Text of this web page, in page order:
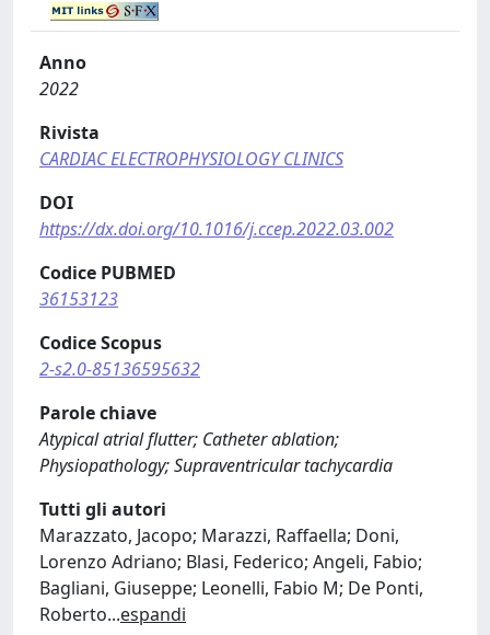
Anno
2022
Rivista
CARDIAC ELECTROPHYSIOLOGY CLINICS
DOI
https://dx.doi.org/10.1016/j.ccep.2022.03.002
Codice PUBMED
36153123
Codice Scopus
2-s2.0-85136595632
Parole chiave
Atypical atrial flutter; Catheter ablation;
Physiopathology; Supraventricular tachycardia
Tutti gli autori
Marazzato, Jacopo; Marazzi, Raffaella; Doni,
Lorenzo Adriano; Blasi, Federico; Angeli, Fabio;
Bagliani, Giuseppe; Leonelli, Fabio M; De Ponti,
Roberto...espandi